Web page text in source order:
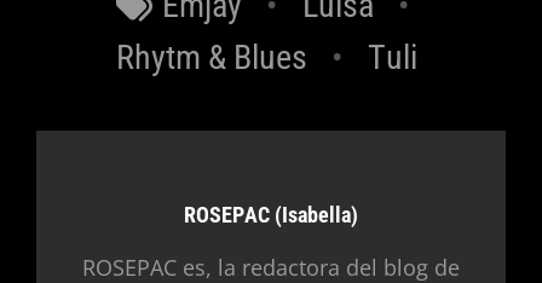
Rhytm & Blues
Tuli
Autor:
ROSEPAC (Isabella)
ROSEPAC es, la redactora del blog de